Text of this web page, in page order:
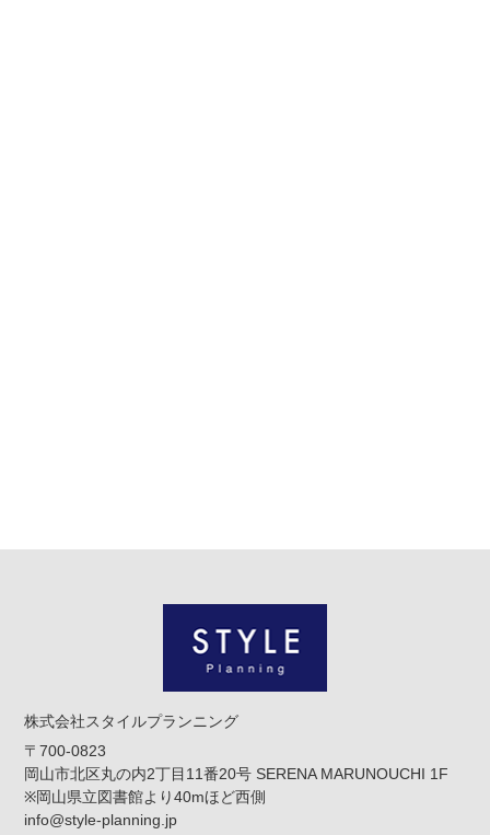
株式会社スタイルプランニング
〒700-0823
岡山市北区丸の内2丁目11番20号 SERENA MARUNOUCHI 1F
※岡山県立図書館より40mほど西側
info@style-planning.jp